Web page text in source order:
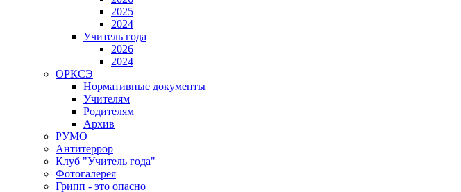
2025
2024
Учитель года
2026
2024
ОРКСЭ
Нормативные документы
Учителям
Родителям
Архив
РУМО
Антитеррор
Клуб "Учитель года"
Фотогалерея
Грипп - это опасно